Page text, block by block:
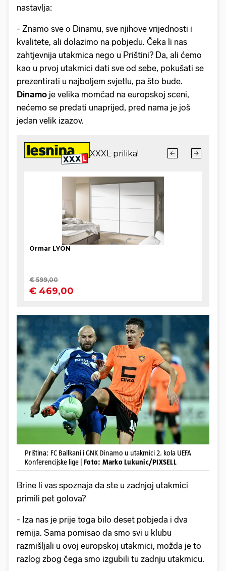
nastavlja:
- Znamo sve o Dinamu, sve njihove vrijednosti i
kvalitete, ali dolazimo na pobjedu. Čeka li nas
zahtjevnija utakmica nego u Prištini? Da, ali ćemo
kao u prvoj utakmici dati sve od sebe, pokušati se
prezentirati u najboljem svjetlu, pa što bude.
Dinamo je velika momčad na europskoj sceni,
nećemo se predati unaprijed, pred nama je još
jedan velik izazov.
Priština: FC Ballkani i GNK Dinamo u utakmici 2. kola UEFA
Konferencijske lige | Foto: Marko Lukunic/PIXSELL
Brine li vas spoznaja da ste u zadnjoj utakmici
primili pet golova?
- Iza nas je prije toga bilo deset pobjeda i dva
remija. Sama pomisao da smo svi u klubu
razmišljali u ovoj europskoj utakmici, možda je to
razlog zbog čega smo izgubili tu zadnju utakmicu.